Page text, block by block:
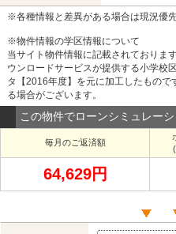
※各種情報と差異がある場合は現況優
※物件情報の学区情報について
当サイト物件情報に記載されておりま
ウンロードサービスが提供する小学校
タ【2016年度】を元に加工したもの
る場合がございます。
この物件でローンシミュレー
毎月のご返済額
64,629円